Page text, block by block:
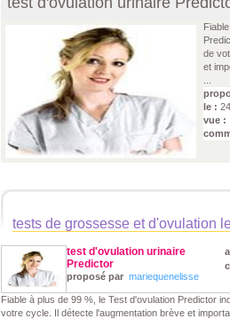
de
et
le :
vue :
tests de grossesse et d'ovulation
test d'ovulation urinaire
Predictor
proposé par mariequenelisse
Fiable à plus de 99 %, le Test d'ovulation Predictor
votre cycle. Il détecte l'augmentation brève et